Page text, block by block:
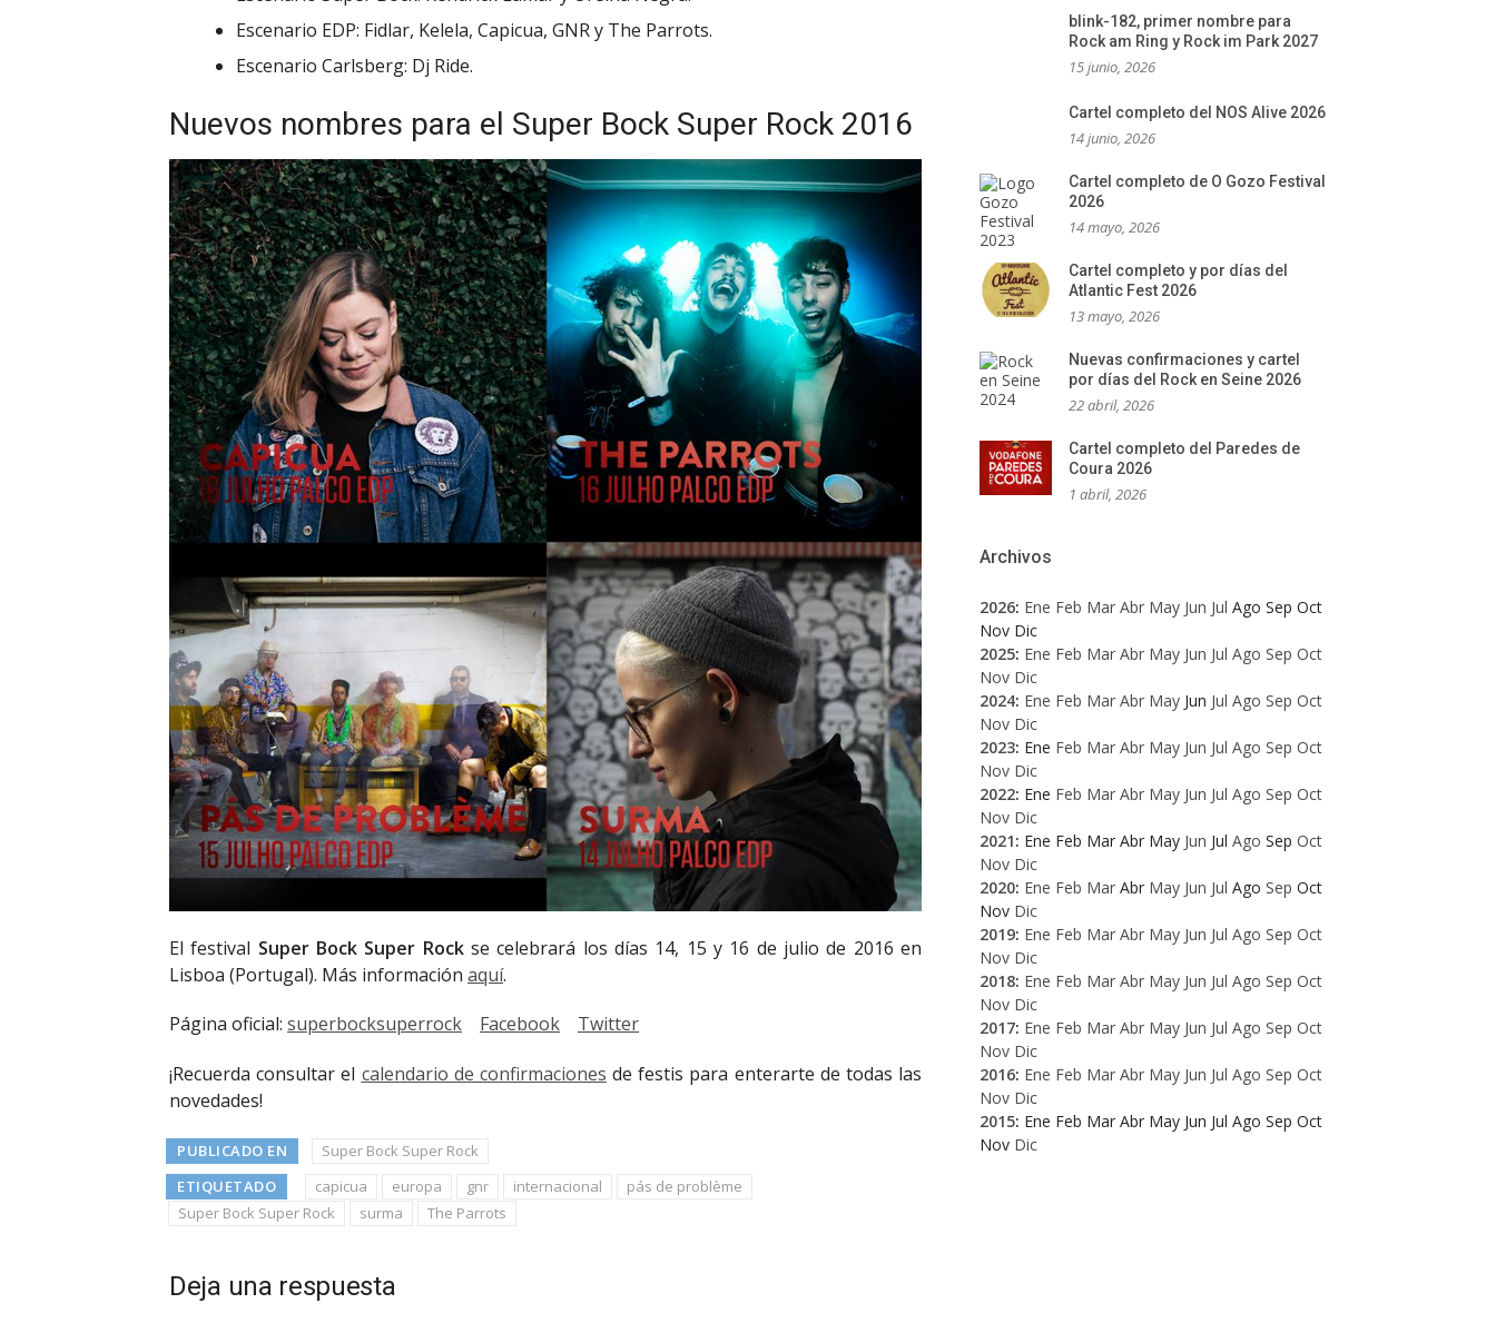
Escenario EDP: Fidlar, Kelela, Capicua, GNR y The Parrots.
Escenario Carlsberg: Dj Ride.
Nuevos nombres para el Super Bock Super Rock 2016
El festival Super Bock Super Rockse celebrará los días 14, 15 y 16 de julio de 2016 en
Lisboa (Portugal). Más información aquí.
Página oficial: superbocksuperrock Facebook Twitter
¡Recuerda consultar el calendario de confirmaciones de festis para enterarte de todas las
novedades!
PUBLICADO EN
Super Bock Super Rock
ETIQUETADO
capicua europa gnr internacional
pás de problème
Super Bock Super Rock
surma The Parrots
Deja una respuesta
blink-182, primer nombre para
Rock am Ring y Rock im Park 2027
15 junio, 2026
Cartel completo del NOS Alive 2026
14 junio, 2026
Cartel completo de O Gozo Festival
2026
14 mayo, 2026
Cartel completo y por días del
Atlantic Fest 2026
13 mayo, 2026
Nuevas confirmaciones y cartel
por días del Rock en Seine 2026
22 abril, 2026
Cartel completo del Paredes de
Coura 2026
1 abril, 2026
Archivos
2026: Ene Feb Mar Abr May Jun Jul Ago Sep Oct
Nov Dic
2025: Ene Feb Mar Abr May Jun Jul Ago Sep Oct
Nov Dic
2024: Ene Feb Mar Abr May Jun Jul Ago Sep Oct
Nov Dic
2023: Ene Feb Mar Abr May Jun Jul Ago Sep Oct
Nov Dic
2022: Ene Feb Mar Abr May Jun Jul Ago Sep Oct
Nov Dic
2021: Ene Feb Mar Abr May Jun Jul Ago Sep Oct
Nov Dic
2020: Ene Feb Mar Abr May Jun Jul Ago Sep Oct
Nov Dic
2019: Ene Feb Mar Abr May Jun Jul Ago Sep Oct
Nov Dic
2018: Ene Feb Mar Abr May Jun Jul Ago Sep Oct
Nov Dic
2017: Ene Feb Mar Abr May Jun Jul Ago Sep Oct
Nov Dic
2016: Ene Feb Mar Abr May Jun Jul Ago Sep Oct
Nov Dic
2015: Ene Feb Mar Abr May Jun Jul Ago Sep Oct
Nov Dic